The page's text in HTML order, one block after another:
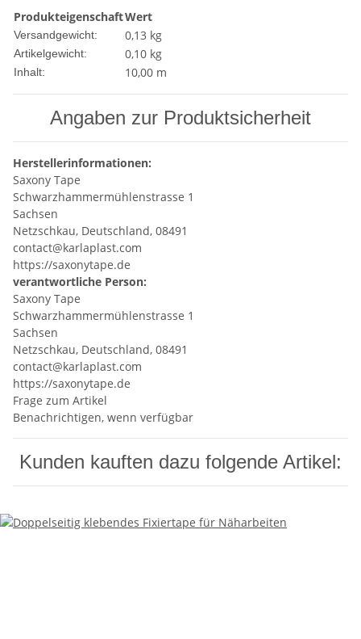
ProdukteigenschaftWert
Versandgewicht: 0,13 kg
Artikelgewicht: 0,10 kg
Inhalt: 10,00 m
Angaben zur Produktsicherheit
Herstellerinformationen:
Saxony Tape
Schwarzhammermühlenstrasse 1
Sachsen
Netzschkau, Deutschland, 08491
contact@karlaplast.com
https://saxonytape.de
verantwortliche Person:
Saxony Tape
Schwarzhammermühlenstrasse 1
Sachsen
Netzschkau, Deutschland, 08491
contact@karlaplast.com
https://saxonytape.de
Frage zum Artikel
Benachrichtigen, wenn verfügbar
Kunden kauften dazu folgende Artikel: